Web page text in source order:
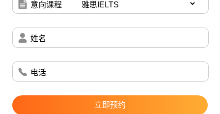
展、素材积累、句式替换；课后安排一对一陪练、录
顿、提升自然度。同时强调 “真实交流感”，避免背诵
痕迹过重，让回答听起来自然、连贯、有内容。
课程之外，新航道北京学校的系统化学习管理是提高
分数的重要基石。入学先做全面测评，明确各科短
板；再根据基础和目标制定阶段计划，细化到每周、
每日任务；学习过程中，助教跟进打卡、作业、错
题；每周模考复盘，及时调整方向。整套体系让学生
意向课程
姓名
电话
立即预约